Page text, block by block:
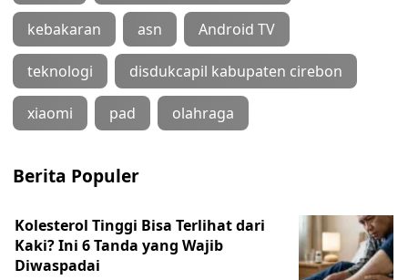
kebakaran asn Android TV
teknologi disdukcapil kabupaten cirebon
xiaomi pad olahraga
Berita Populer
Kolesterol Tinggi Bisa Terlihat dari
Kaki? Ini 6 Tanda yang Wajib
Diwaspadai